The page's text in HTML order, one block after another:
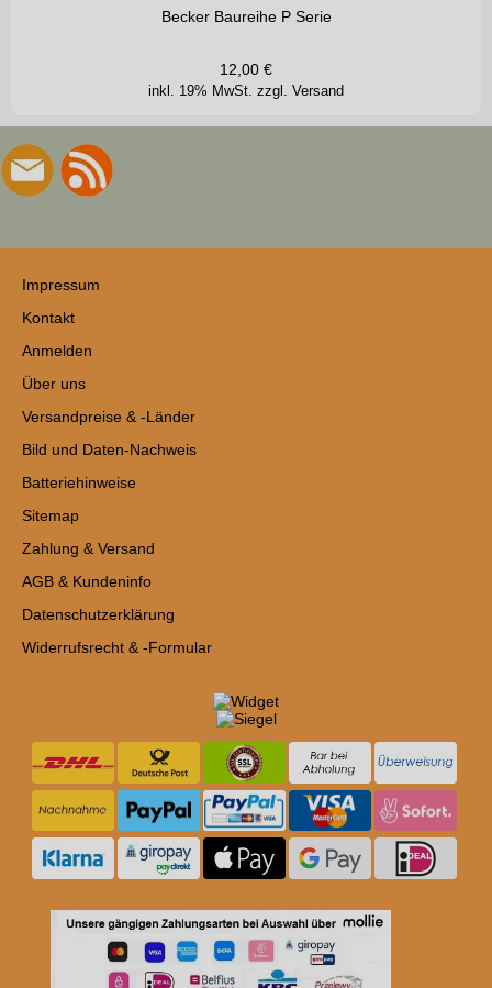
Becker Baureihe P Serie
inkl. 19% MwSt. zzgl. Versand
12,00 €
Impressum
Kontakt
Anmelden
Über uns
Versandpreise & -Länder
Bild und Daten-Nachweis
Batteriehinweise
Sitemap
Zahlung & Versand
AGB & Kundeninfo
Datenschutzerklärung
Widerrufsrecht & -Formular